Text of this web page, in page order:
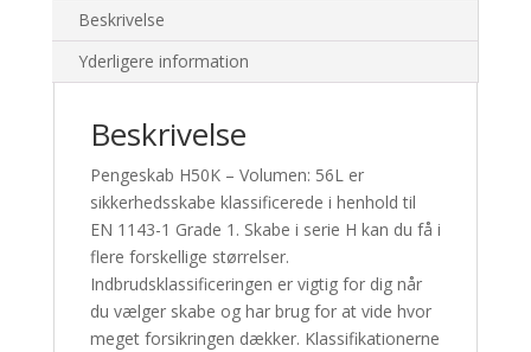
Beskrivelse
Yderligere information
Beskrivelse
Pengeskab H50K – Volumen: 56L er
sikkerhedsskabe klassificerede i henhold til
EN 1143-1 Grade 1. Skabe i serie H kan du få i
flere forskellige størrelser.
Indbrudsklassificeringen er vigtig for dig når
du vælger skabe og har brug for at vide hvor
meget forsikringen dækker. Klassifikationerne